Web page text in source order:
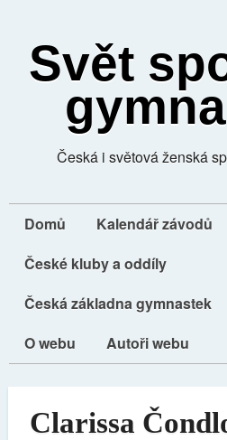
Svět
Česká i světová ženská
Domů
Kalendář závodů
České kluby a oddíly
Česká základna gymnastek
O webu
Autoři webu
Clarissa